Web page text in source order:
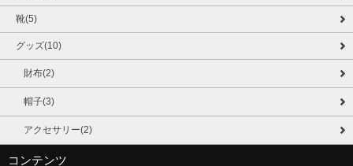
靴(5)
グッズ(10)
財布(2)
帽子(3)
アクセサリー(2)
コンテンツ